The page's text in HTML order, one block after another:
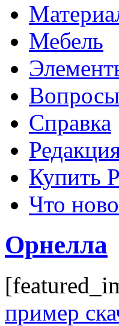
Мебель
Вопросы
Справка
Купить
Что
Орнелла
пример